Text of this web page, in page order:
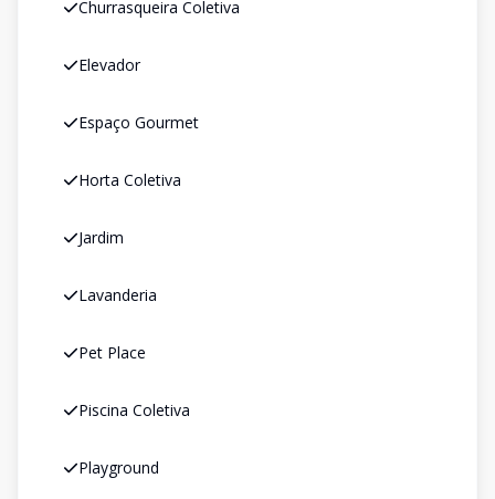
Churrasqueira Coletiva
Elevador
Espaço Gourmet
Horta Coletiva
Jardim
Lavanderia
Pet Place
Piscina Coletiva
Playground